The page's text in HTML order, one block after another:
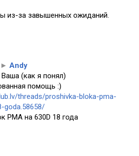
из-за завышенных ожиданий.
► Andy
(как я понял)
помощь :)
threads/proshivka-bloka-pma-
goda.58658/
PMA на 630D 18 года